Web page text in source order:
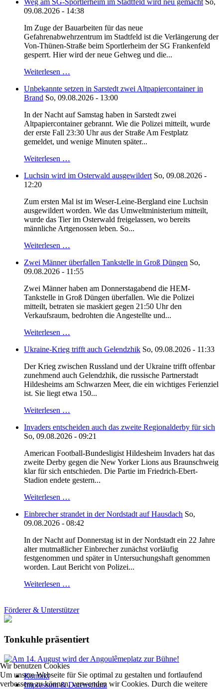
Weg am SG-Sportlerheim im Stadtfeld wird neu gemacht So,
09.08.2026 - 14:38
Im Zuge der Bauarbeiten für das neue
Gefahrenabwehrzentrum im Stadtfeld ist die Verlängerung der
Von-Thünen-Straße beim Sportlerheim der SG Frankenfeld
gesperrt. Hier wird der neue Gehweg und die...
Weiterlesen …
Unbekannte setzen in Sarstedt zwei Altpapiercontainer in
Brand So, 09.08.2026 - 13:00
In der Nacht auf Samstag haben in Sarstedt zwei
Altpapiercontainer gebrannt. Wie die Polizei mitteilt, wurde
der erste Fall 23:30 Uhr aus der Straße Am Festplatz
gemeldet, und wenige Minuten später...
Weiterlesen …
Luchsin wird im Osterwald ausgewildert So, 09.08.2026 -
12:20
Zum ersten Mal ist im Weser-Leine-Bergland eine Luchsin
ausgewildert worden. Wie das Umweltministerium mitteilt,
wurde das Tier im Osterwald freigelassen, wo bereits
männliche Artgenossen leben. So...
Weiterlesen …
Zwei Männer überfallen Tankstelle in Groß Düngen So,
09.08.2026 - 11:55
Zwei Männer haben am Donnerstagabend die HEM-
Tankstelle in Groß Düngen überfallen. Wie die Polizei
mitteilt, betraten sie maskiert gegen 21:50 Uhr den
Verkaufsraum, bedrohten die Angestellte und...
Weiterlesen …
Ukraine-Krieg trifft auch Gelendzhik So, 09.08.2026 - 11:33
Der Krieg zwischen Russland und der Ukraine trifft offenbar
zunehmend auch Gelendzhik, die russische Partnerstadt
Hildesheims am Schwarzen Meer, die ein wichtiges Ferienziel
ist. Sie liegt etwa 150...
Weiterlesen …
Invaders entscheiden auch das zweite Regionalderby für sich
So, 09.08.2026 - 09:21
American Football-Bundesligist Hildesheim Invaders hat das
zweite Derby gegen die New Yorker Lions aus Braunschweig
klar für sich entschieden. Die Partie im Friedrich-Ebert-
Stadion endete gestern...
Weiterlesen …
Einbrecher strandet in der Nordstadt auf Hausdach So,
09.08.2026 - 08:42
In der Nacht auf Donnerstag ist in der Nordstadt ein 22 Jahre
alter mutmaßlicher Einbrecher zunächst vorläufig
festgenommen und später in Untersuchungshaft genommen
worden. Laut Bericht von Polizei...
Weiterlesen …
Förderer & Unterstützer
Tonkuhle präsentiert
Kontakt
Impressum & Datenschutz
Wir benutzen Cookies
Um unsere Webseite für Sie optimal zu gestalten und fortlaufend
verbessern zu können, verwenden wir Cookies. Durch die weitere